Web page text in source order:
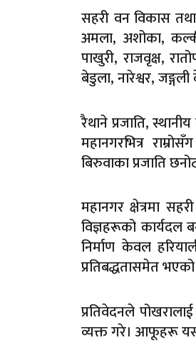
सहरी वन विकास
अमला, अशोका,
पाखुरी, राजवृक्ष,
बेडुला, नारेश्वर,
रैथाने प्रजाति,
महानगरभित्र
बिरुवाका प्रजाति
महानगर क्षेत्रमा
विज्ञहरूको कार्यदल
निर्माण केवल
प्रतिबद्धतासमेत
प्रतिवेदनले
व्यक्त गरे। आफूहरू